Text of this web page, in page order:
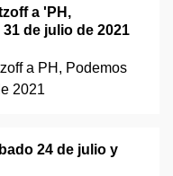
a 'PH,
de julio de 2021
24 de julio y